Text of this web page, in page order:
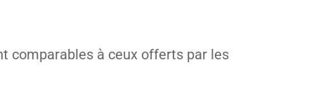
comparables à ceux offerts par les